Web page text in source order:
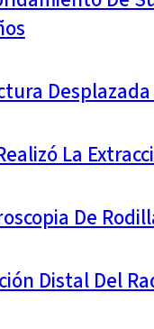
La
De
Distal Del